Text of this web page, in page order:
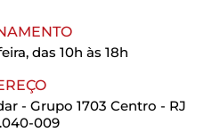
das 10h às 18h
- Grupo 1703 Centro - RJ
009